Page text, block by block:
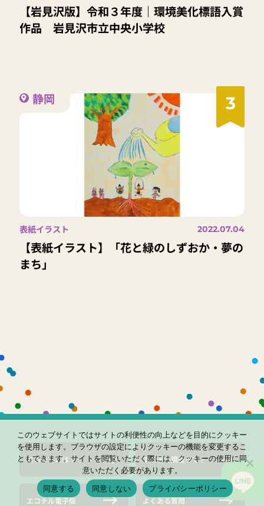
【岩見沢版】令和３年度｜環境美化標語入賞
作品 岩見沢市立中央小学校
3
静岡
表紙イラスト 2022.07.04
【表紙イラスト】「花と緑のしずおか・夢の
まち」
エコチルとは？ エコチル調査って？
エコチル電子版 よくある質問
このウェブサイトではサイトの利便性の向上などを目的にクッキー
を使用します。ブラウザの設定によりクッキーの機能を変更するこ
ともできます。サイトを閲覧いただく際には、クッキーの使用に同
意いただく必要があります。
同意する
同意しない プライバシーポリシー